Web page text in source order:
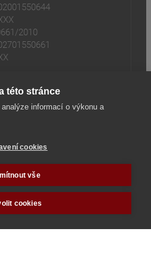
2010
odkazů
této stránce
informací o výkonu a
cookies
vše
cookies